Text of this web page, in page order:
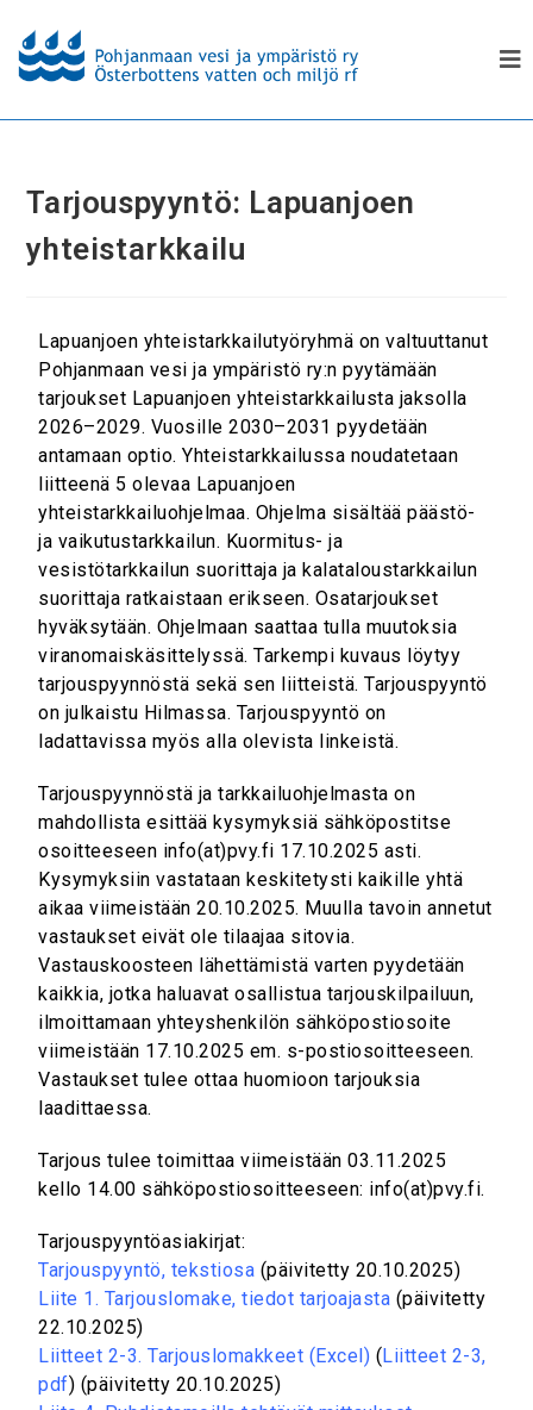
Tarjouspyyntö: Lapuanjoen
yhteistarkkailu
Lapuanjoen yhteistarkkailutyöryhmä on valtuuttanut
Pohjanmaan vesi ja ympäristö ry:n pyytämään
tarjoukset Lapuanjoen yhteistarkkailusta jaksolla
2026–2029. Vuosille 2030–2031 pyydetään
antamaan optio. Yhteistarkkailussa noudatetaan
liitteenä 5 olevaa Lapuanjoen
yhteistarkkailuohjelmaa. Ohjelma sisältää päästö-
ja vaikutustarkkailun. Kuormitus- ja
vesistötarkkailun suorittaja ja kalataloustarkkailun
suorittaja ratkaistaan erikseen. Osatarjoukset
hyväksytään. Ohjelmaan saattaa tulla muutoksia
viranomaiskäsittelyssä. Tarkempi kuvaus löytyy
tarjouspyynnöstä sekä sen liitteistä. Tarjouspyyntö
on julkaistu Hilmassa. Tarjouspyyntö on
ladattavissa myös alla olevista linkeistä.
Tarjouspyynnöstä ja tarkkailuohjelmasta on
mahdollista esittää kysymyksiä sähköpostitse
osoitteeseen info(at)pvy.fi 17.10.2025 asti.
Kysymyksiin vastataan keskitetysti kaikille yhtä
aikaa viimeistään 20.10.2025. Muulla tavoin annetut
vastaukset eivät ole tilaajaa sitovia.
Vastauskoosteen lähettämistä varten pyydetään
kaikkia, jotka haluavat osallistua tarjouskilpailuun,
ilmoittamaan yhteyshenkilön sähköpostiosoite
viimeistään 17.10.2025 em. s-postiosoitteeseen.
Vastaukset tulee ottaa huomioon tarjouksia
laadittaessa.
Tarjous tulee toimittaa viimeistään 03.11.2025
kello 14.00 sähköpostiosoitteeseen: info(at)pvy.fi.
Tarjouspyyntöasiakirjat:
Tarjouspyyntö, tekstiosa (päivitetty 20.10.2025)
Liite 1. Tarjouslomake, tiedot tarjoajasta (päivitetty
22.10.2025)
Liitteet 2-3. Tarjouslomakkeet (Excel) (Liitteet 2-3,
pdf) (päivitetty 20.10.2025)